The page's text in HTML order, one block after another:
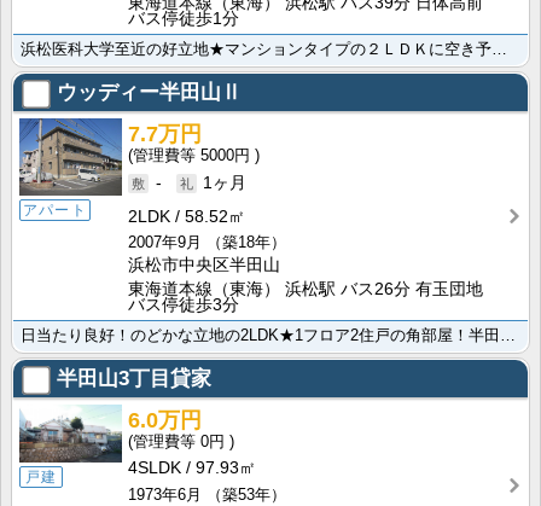
バス停徒歩1分
浜松医科大学至近の好立地★マンションタイプの２ＬＤＫに空き予定が出ました！追い焚き、エアコン、ＴＶモ･･･
ウッディー半田山Ⅱ
アパート
7.7万円
5000円
-
1ヶ月
2LDK
58.52㎡
2007年9月
（築18年）
浜松市中央区半田山
東海道本線（東海） 浜松駅 バス26分 有玉団地
バス停徒歩3分
日当たり良好！のどかな立地の2LDK★1フロア2住戸の角部屋！半田山で人気のアパートです♪駐車場は並･･･
半田山3丁目貸家
戸建
6.0万円
0円
4SLDK
97.93㎡
1973年6月
（築53年）